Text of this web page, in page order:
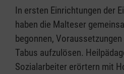
In ersten Einrichtungen der
haben die Malteser
begonnen,
Tabus aufzulösen.
Sozialarbeiter erörtern mit